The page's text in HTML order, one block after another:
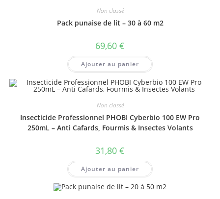
Non classé
Pack punaise de lit – 30 à 60 m2
69,60 €
Ajouter au panier
Non classé
Insecticide Professionnel PHOBI Cyberbio 100 EW Pro
250mL – Anti Cafards, Fourmis & Insectes Volants
31,80 €
Ajouter au panier